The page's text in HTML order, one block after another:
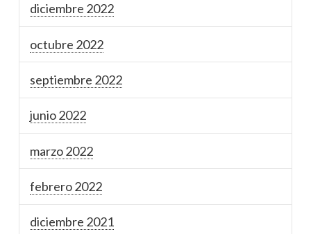
diciembre 2022
octubre 2022
septiembre 2022
junio 2022
marzo 2022
febrero 2022
diciembre 2021